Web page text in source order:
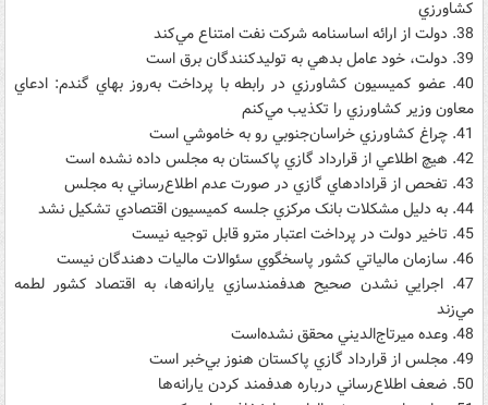
کشاورزي
38. دولت از ارائه اساسنامه شرکت نفت امتناع مي‌کند
39. دولت، خود عامل بدهي به توليدکنندگان برق است
40. عضو کميسيون کشاورزي در رابطه با پرداخت به‌روز بهاي گندم: ادعاي
معاون وزير کشاورزي را تکذيب مي‌کنم
41. چراغ کشاورزي خراسان‌جنوبي رو به خاموشي است
42. هيچ اطلاعي از قرارداد گازي پاکستان به مجلس داده نشده است
43. تفحص از قرادادهاي گازي در صورت عدم اطلاع‌رساني به مجلس
44. به دليل مشکلات بانک مرکزي جلسه کميسيون اقتصادي تشکيل نشد
45. تاخير دولت در پرداخت اعتبار مترو قابل توجيه نيست
46. سازمان مالياتي کشور پاسخگوي سئوالات ماليات دهندگان نيست
47. اجرايي نشدن صحيح هدفمندسازي يارانه‌ها، به اقتصاد کشور لطمه‌
مي‌زند
48. وعده ميرتاج‌الديني محقق نشده‌است
49. مجلس از قرارداد گازي پاکستان هنوز بي‌خبر است
50. ضعف اطلاع‌رساني درباره هدفمند کردن يارانه‌ها